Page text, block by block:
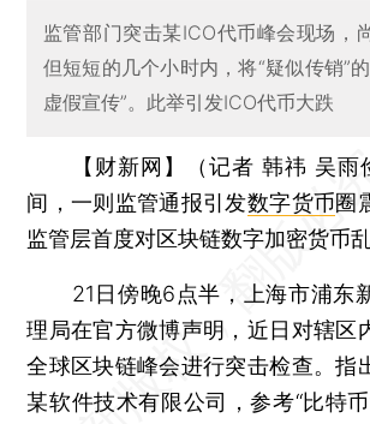
监管部门突击某ICO代币峰会现场，
但短短的几个小时内，将“疑似传销”
虚假宣传”。此举引发ICO代币大跌
【财新网】（记者 韩祎 吴雨
间，一则监管通报引发数字货币圈
监管层首度对区块链数字加密货币乱
21日傍晚6点半，上海市浦东
理局在官方微博声明，近日对辖区
全球区块链峰会进行突击检查。指
某软件技术有限公司，参考“比特